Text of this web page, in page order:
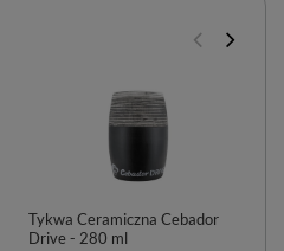
Tykwa Ceramiczna Cebador
Drive - 280 ml